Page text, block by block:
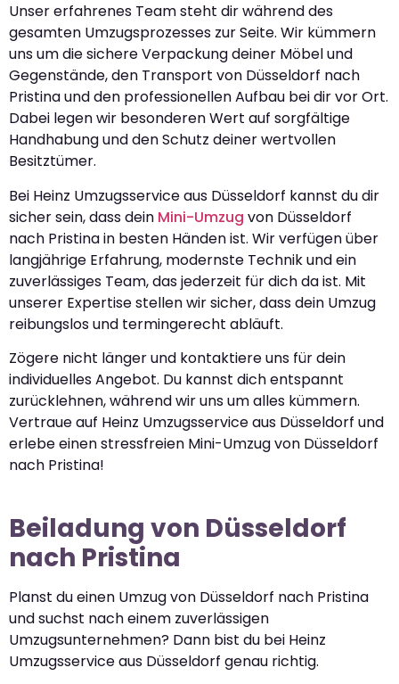
Unser erfahrenes Team steht dir während des
gesamten Umzugsprozesses zur Seite. Wir kümmern
uns um die sichere Verpackung deiner Möbel und
Gegenstände, den Transport von Düsseldorf nach
Pristina und den professionellen Aufbau bei dir vor Ort.
Dabei legen wir besonderen Wert auf sorgfältige
Handhabung und den Schutz deiner wertvollen
Besitztümer.
Bei Heinz Umzugsservice aus Düsseldorf kannst du dir
sicher sein, dass dein Mini-Umzug von Düsseldorf
nach Pristina in besten Händen ist. Wir verfügen über
langjährige Erfahrung, modernste Technik und ein
zuverlässiges Team, das jederzeit für dich da ist. Mit
unserer Expertise stellen wir sicher, dass dein Umzug
reibungslos und termingerecht abläuft.
Zögere nicht länger und kontaktiere uns für dein
individuelles Angebot. Du kannst dich entspannt
zurücklehnen, während wir uns um alles kümmern.
Vertraue auf Heinz Umzugsservice aus Düsseldorf und
erlebe einen stressfreien Mini-Umzug von Düsseldorf
nach Pristina!
Beiladung von Düsseldorf
nach Pristina
Planst du einen Umzug von Düsseldorf nach Pristina
und suchst nach einem zuverlässigen
Umzugsunternehmen? Dann bist du bei Heinz
Umzugsservice aus Düsseldorf genau richtig.